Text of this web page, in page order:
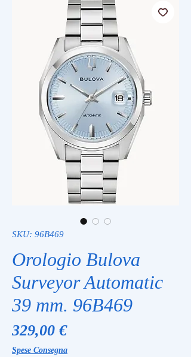
SKU: 96B469
Orologio Bulova
Surveyor Automatic
39 mm. 96B469
329,00 €Prezzo
Spese Consegna